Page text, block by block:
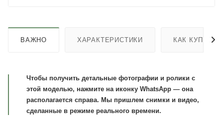
ВАЖНО ХАРАКТЕРИСТИКИ КАК КУПИТЬ
Чтобы получить детальные фотографии и ролики с
этой моделью, нажмите на иконку WhatsApp — она
располагается справа. Мы пришлем снимки и видео,
сделанные в режиме реального времени.